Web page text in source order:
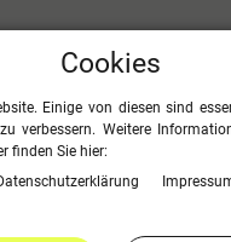
20 cm,
23 cm,
28 cm,
Cookies
Einige von diesen sind
verbessern. Weitere
finden Sie hier: